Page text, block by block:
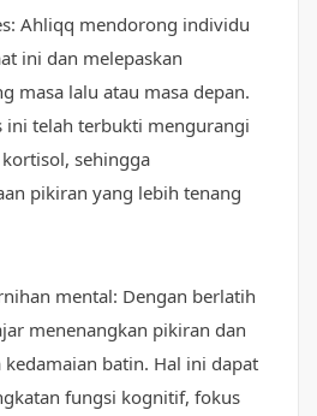
Ahliqq mendorong individu
ini dan melepaskan
masa lalu atau masa depan.
ini telah terbukti mengurangi
sehingga
pikiran yang lebih tenang
mental: Dengan berlatih
menenangkan pikiran dan
batin. Hal ini dapat
fungsi kognitif, fokus